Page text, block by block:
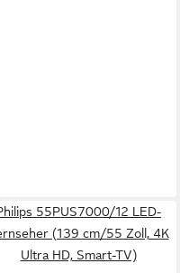
55PUS7000/12 LED-
(139 cm/55 Zoll, 4K
Ultra HD, Smart-TV)